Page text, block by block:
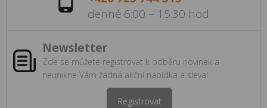
denně 6:00 – 15:30 hod
Newsletter
Zde se můžete registrovat k odběru novinek a
neunikne Vám žádná akční nabídka a sleva!
Registrovat